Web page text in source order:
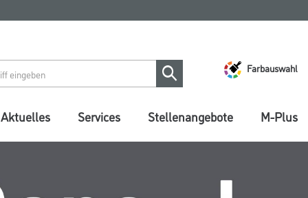
Farbauswahl
Aktuelles Services Stellenangebote M-Plus